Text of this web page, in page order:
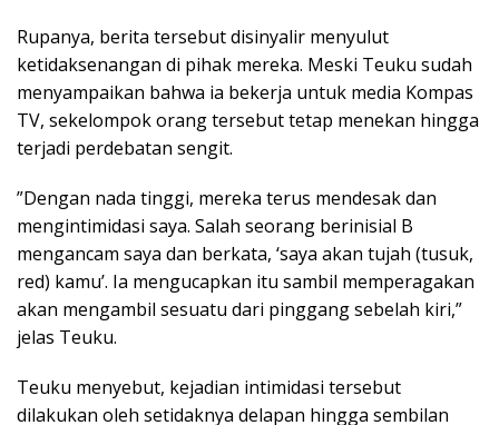
​Rupanya, berita tersebut disinyalir menyulut
ketidaksenangan di pihak mereka. Meski Teuku sudah
menyampaikan bahwa ia bekerja untuk media Kompas
TV, sekelompok orang tersebut tetap menekan hingga
terjadi perdebatan sengit.
​”Dengan nada tinggi, mereka terus mendesak dan
mengintimidasi saya. Salah seorang berinisial B
mengancam saya dan berkata, ‘saya akan tujah (tusuk,
red) kamu’. Ia mengucapkan itu sambil memperagakan
akan mengambil sesuatu dari pinggang sebelah kiri,”
jelas Teuku.
​Teuku menyebut, kejadian intimidasi tersebut
dilakukan oleh setidaknya delapan hingga sembilan